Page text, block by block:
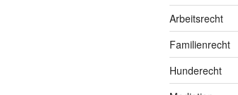
Arbeitsrecht
Familienrecht
Hunderecht